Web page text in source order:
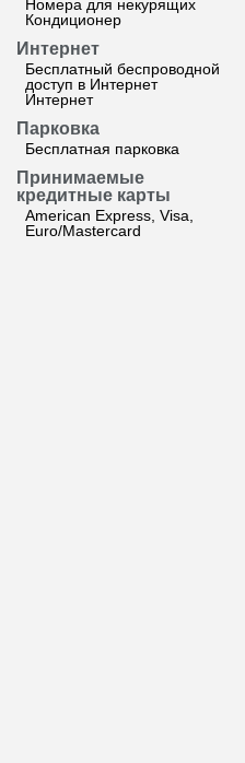
Номера для некурящих
Кондиционер
Интернет
Бесплатный беспроводной
доступ в Интернет
Интернет
Парковка
Бесплатная парковка
Принимаемые
кредитные карты
American Express, Visa,
Euro/Mastercard